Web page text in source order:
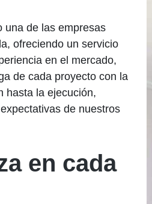
una de las empresas
ofreciendo un servicio
en el mercado,
de cada proyecto con la
hasta la ejecución,
de nuestros
en cada